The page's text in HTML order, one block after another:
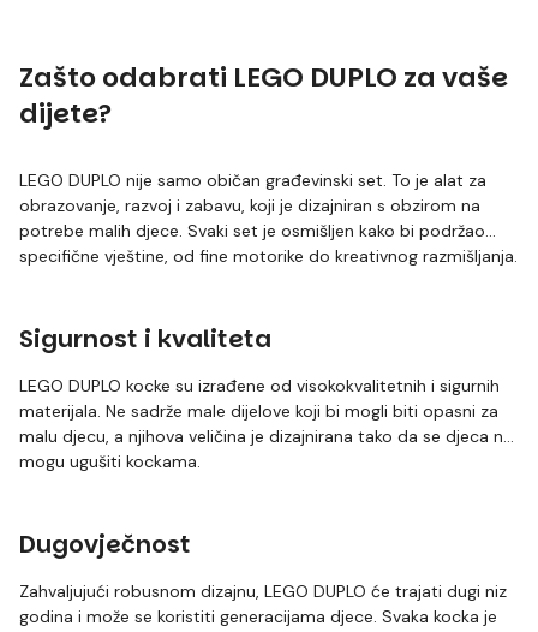
Zašto odabrati LEGO DUPLO za vaše
dijete?
LEGO DUPLO nije samo običan građevinski set. To je alat za
obrazovanje, razvoj i zabavu, koji je dizajniran s obzirom na
potrebe malih djece. Svaki set je osmišljen kako bi podržao
specifične vještine, od fine motorike do kreativnog razmišljanja.
Sigurnost i kvaliteta
LEGO DUPLO kocke su izrađene od visokokvalitetnih i sigurnih
materijala. Ne sadrže male dijelove koji bi mogli biti opasni za
malu djecu, a njihova veličina je dizajnirana tako da se djeca ne
mogu ugušiti kockama.
Dugovječnost
Zahvaljujući robusnom dizajnu, LEGO DUPLO će trajati dugi niz
godina i može se koristiti generacijama djece. Svaka kocka je